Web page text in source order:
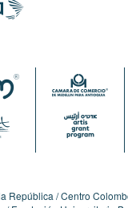
República Centro